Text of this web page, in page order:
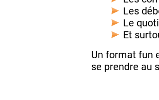
Les
Le
Et
Un format fun
se prendre au